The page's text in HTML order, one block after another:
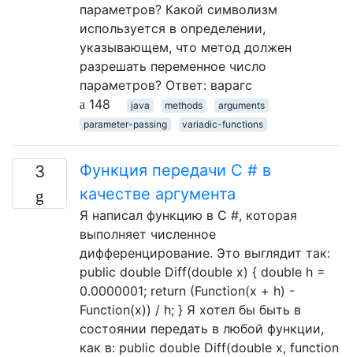
параметров? Какой символизм
используется в определении,
указывающем, что метод должен
разрешать переменное число
параметров? Ответ: варагс
148
java methods
arguments
parameter-passing
variadic-functions
3
Функция передачи C # в
качестве аргумента
Я написал функцию в C #, которая
выполняет численное
дифференцирование. Это выглядит так:
public double Diff(double x) { double h =
0.0000001; return (Function(x + h) -
Function(x)) / h; } Я хотел бы быть в
состоянии передать в любой функции,
как в: public double Diff(double x, function